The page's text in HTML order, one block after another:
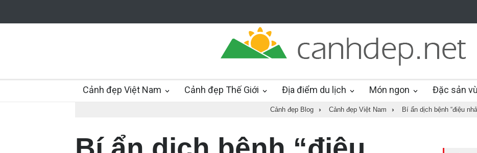
Cảnh đẹp Việt Nam Cảnh đẹp Thế Giới Địa điểm du lịch Món ngon Đặc sản
Cảnh đẹp Blog › Cảnh đẹp Việt Nam › Bí ẩn dịch bệnh “điệu